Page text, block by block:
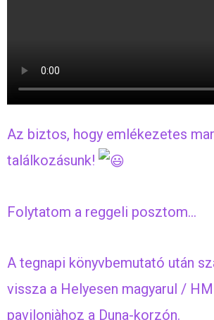
Az biztos, hogy emlékezetes
találkozásunk!
Folytatom a reggeli posztom…
A tegnapi könyvbemutató után
vissza a Helyesen magyarul /
pavilonjàhoz a Duna-korzón.